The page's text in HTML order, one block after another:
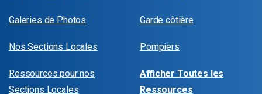
Galeries de Photos
Nos Sections Locales
Ressources pour nos
Sections Locales
Garde côtière
Pompiers
Afficher Toutes les
Ressources